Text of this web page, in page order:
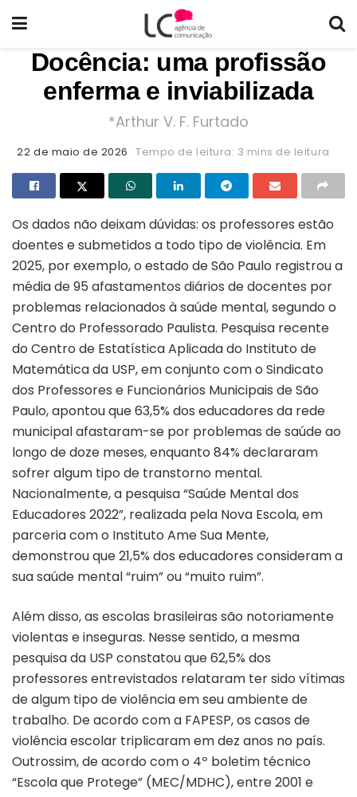
Docência: uma profissão
enferma e inviabilizada
*Arthur V. F. Furtado
22 de maio de 2026 Tempo de leitura: 3 mins de leitura
Os dados não deixam dúvidas: os professores estão
doentes e submetidos a todo tipo de violência. Em
2025, por exemplo, o estado de São Paulo registrou a
média de 95 afastamentos diários de docentes por
problemas relacionados à saúde mental, segundo o
Centro do Professorado Paulista. Pesquisa recente
do Centro de Estatística Aplicada do Instituto de
Matemática da USP, em conjunto com o Sindicato
dos Professores e Funcionários Municipais de São
Paulo, apontou que 63,5% dos educadores da rede
municipal afastaram-se por problemas de saúde ao
longo de doze meses, enquanto 84% declararam
sofrer algum tipo de transtorno mental.
Nacionalmente, a pesquisa “Saúde Mental dos
Educadores 2022”, realizada pela Nova Escola, em
parceria com o Instituto Ame Sua Mente,
demonstrou que 21,5% dos educadores consideram a
sua saúde mental “ruim” ou “muito ruim”.
Além disso, as escolas brasileiras são notoriamente
violentas e inseguras. Nesse sentido, a mesma
pesquisa da USP constatou que 62,5% dos
professores entrevistados relataram ter sido vítimas
de algum tipo de violência em seu ambiente de
trabalho. De acordo com a FAPESP, os casos de
violência escolar triplicaram em dez anos no país.
Outrossim, de acordo com o 4º boletim técnico
“Escola que Protege” (MEC/MDHC), entre 2001 e